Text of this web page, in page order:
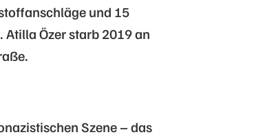
und 15
Özer starb 2019 an
Szene – das